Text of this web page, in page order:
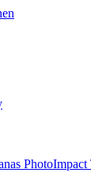
PhotoImpact